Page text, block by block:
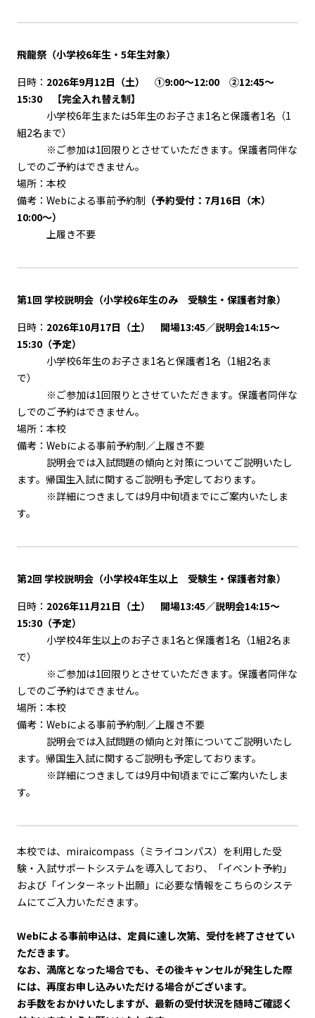
飛龍祭（小学校6年生・5年生対象）
日時： 2026年9月12日（土） ①9:00～12:00 ②12:45～
15:30 【完全入れ替え制】
小学校6年生または5年生のお子さま1名と保護者1名（1
組2名まで）
※ご参加は1回限りとさせていただきます。保護者同伴な
しでのご予約はできません。
場所：本校
備考：Webによる事前予約制 （予約受付：7月16日（木）
10:00～）
上履き不要
第1回 学校説明会（小学校6年生のみ 受験生・保護者対象）
日時： 2026年10月17日（土） 開場13:45／説明会14:15～
15:30（予定）
小学校6年生のお子さま1名と保護者1名（1組2名ま
で）
※ご参加は1回限りとさせていただきます。保護者同伴な
しでのご予約はできません。
場所：本校
備考：Webによる事前予約制／上履き不要
説明会では入試問題の傾向と対策についてご説明いたし
ます。帰国生入試に関するご説明も予定しております。
※詳細につきましては9月中旬頃までにご案内いたしま
す。
第2回 学校説明会 （小学校4年生以上 受験生・保護者対象）
日時： 2026年11月21日（土） 開場13:45／説明会14:15～
15:30（予定）
小学校4年生以上のお子さま1名と保護者1名（1組2名ま
で）
※ご参加は1回限りとさせていただきます。保護者同伴な
しでのご予約はできません。
場所：本校
備考：Webによる事前予約制／上履き不要
説明会では入試問題の傾向と対策についてご説明いたし
ます。帰国生入試に関するご説明も予定しております。
※詳細につきましては9月中旬頃までにご案内いたしま
す。
本校では、miraicompass（ミライコンパス）を利用した受
験・入試サポートシステムを導入しており、「イベント予約」
および「インターネット出願」に必要な情報をこちらのシステ
ムにてご入力いただきます。
Webによる事前申込は、定員に達し次第、受付を終了させてい
ただきます。
なお、満席となった場合でも、その後キャンセルが発生した際
には、再度お申し込みいただける場合がございます。
お手数をおかけいたしますが、最新の受付状況を随時ご確認く